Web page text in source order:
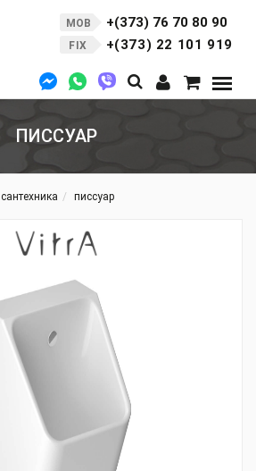
MOB +(373) 76 70 80 90
FIX +(373) 22 101 919
ПИССУАР
сантехника писсуар